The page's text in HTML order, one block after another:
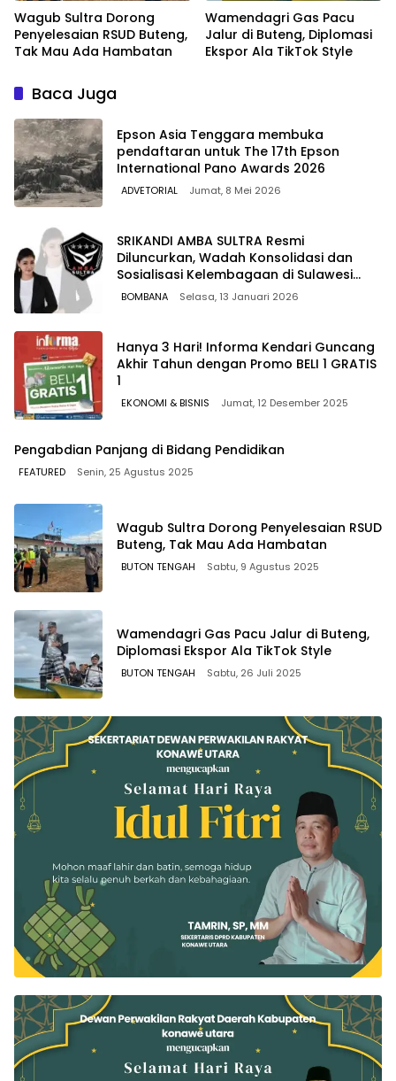
Wagub Sultra Dorong
Penyelesaian RSUD Buteng,
Tak Mau Ada Hambatan
Wamendagri Gas Pacu
Jalur di Buteng, Diplomasi
Ekspor Ala TikTok Style
Baca Juga
Epson Asia Tenggara membuka
pendaftaran untuk The 17th Epson
International Pano Awards 2026
ADVETORIAL Jumat, 8 Mei 2026
SRIKANDI AMBA SULTRA Resmi
Diluncurkan, Wadah Konsolidasi dan
Sosialisasi Kelembagaan di Sulawesi
Tenggara
BOMBANA Selasa, 13 Januari 2026
Hanya 3 Hari! Informa Kendari Guncang
Akhir Tahun dengan Promo BELI 1 GRATIS
1
EKONOMI & BISNIS Jumat, 12 Desember 2025
Pengabdian Panjang di Bidang Pendidikan
FEATURED Senin, 25 Agustus 2025
Wagub Sultra Dorong Penyelesaian RSUD
Buteng, Tak Mau Ada Hambatan
BUTON TENGAH Sabtu, 9 Agustus 2025
Wamendagri Gas Pacu Jalur di Buteng,
Diplomasi Ekspor Ala TikTok Style
BUTON TENGAH Sabtu, 26 Juli 2025